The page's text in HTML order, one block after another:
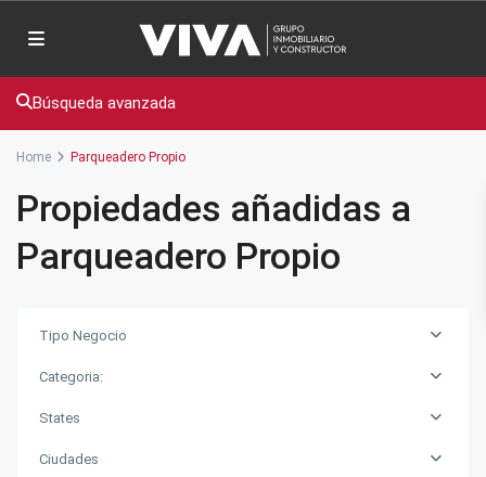
Búsqueda avanzada
Home Parqueadero Propio
Propiedades añadidas a
Parqueadero Propio
Tipo Negocio
Categoria:
States
Ciudades